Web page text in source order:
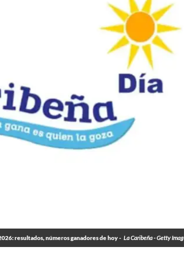
resultados, números ganadores de hoy - La Caribeña - Getty